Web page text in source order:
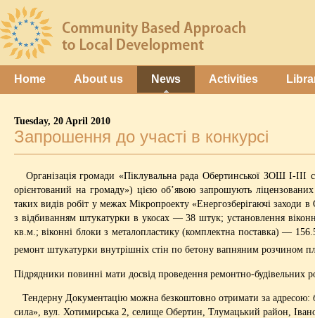
Home About us News Activities
Tuesday, 20 April 2010
Запрошення до участі в конкурсі
Організація громади «Піклувальна рада Обертинської ЗОШ І-
орієнтований на громаду») цією об’явою запрошують
таких видів робіт у межах Мікропроекту «Енергозберігаючі
з відбиванням штукатурки в укосах — 38 штук; установлення
кв.м.; віконні блоки з металопластику (комплектна поставка) —
ремонт штукатурки внутрішніх стін по бетону вапняним розчином
Підрядники повинні мати досвід проведення ремонтно-будівельних
Тендерну Документацію можна безкоштовно отримати за адресою:
сила», вул. Хотимирська 2, селище Обертин, Тлумацький район,